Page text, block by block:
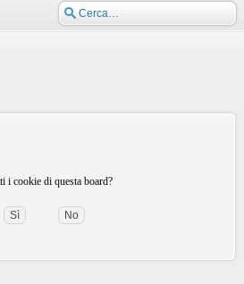
i cookie di questa board?